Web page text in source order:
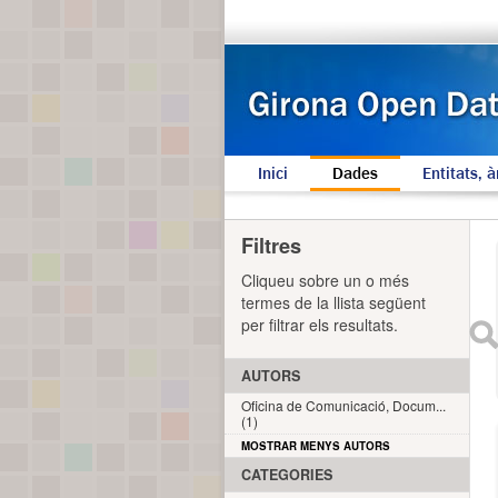
Inici Dades Entitats,
Filtres
Cliqueu sobre un o més
termes de la llista següent
per filtrar els resultats.
AUTORS
Oficina de Comunicació, Docum...
(1)
MOSTRAR MENYS AUTORS
CATEGORIES